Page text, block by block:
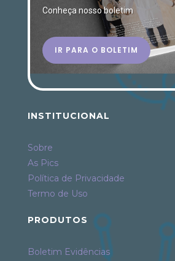
Conheça nosso boletim
IR PARA O BOLETIM
INSTITUCIONAL
Sobre
As Pics
Política de Privacidade
Termo de Uso
PRODUTOS
Boletim Evidências